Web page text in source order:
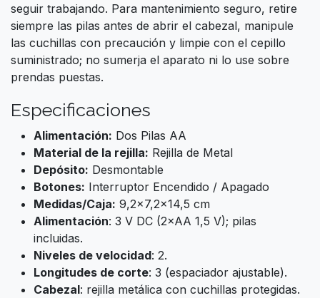
seguir trabajando. Para mantenimiento seguro, retire
siempre las pilas antes de abrir el cabezal, manipule
las cuchillas con precaución y limpie con el cepillo
suministrado; no sumerja el aparato ni lo use sobre
prendas puestas.
Especificaciones
Alimentación: Dos Pilas AA
Material de la rejilla: Rejilla de Metal
Depósito: Desmontable
Botones: Interruptor Encendido / Apagado
Medidas/Caja: 9,2x7,2x14,5 cm
Alimentación: 3 V DC (2×AA 1,5 V); pilas
incluidas.
Niveles de velocidad: 2.
Longitudes de corte: 3 (espaciador ajustable).
Cabezal: rejilla metálica con cuchillas protegidas.